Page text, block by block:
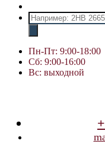
Поиск
товаров
Пн-Пт: 9:00-18:00
Сб: 9:00-16:00
Вс: выходной